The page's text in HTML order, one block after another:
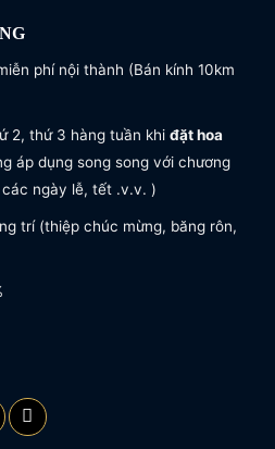
phí nội thành (Bán kính 10km
2, thứ 3 hàng tuần khi đặt hoa
áp dụng song song với chương
ngày lễ, tết .v.v. )
trí (thiệp chúc mừng, băng rôn,